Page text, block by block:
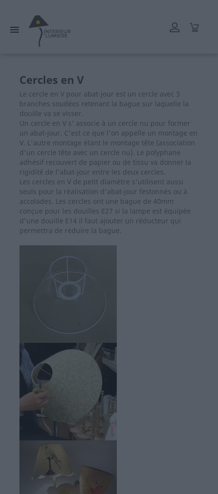
L'atelier reste ouvert tout l'été mais les délais de livraison

Cercles en V
Le cercle en V pour abat-jour est un cercle avec 3
branches soudées retenant la bague sur laquelle la
douille va se visser.
Un cercle en V s' associe à un cercle nu pour former
un abat-jour. C'est ce que l'on appelle un montage en
V. L'autre montage étant le montage tête (association
d'un cercle tête avec un cercle nu). Le polyphane
adhésif recouvert de papier ou de tissu va donner la
rigidité de l'abat-jour entre les deux cercles.
Les cercles en V de petit diamètre s'utilisent aussi
seuls pour la réalisation d'abat-jour festonnés ou à
accolades. Les cercles ont une bague de 40mm
conçue pour les douilles E27 si la lampe est équipée
d'une douille E14 il faut ajouter un réducteur qui
permettra de réduire la bague.